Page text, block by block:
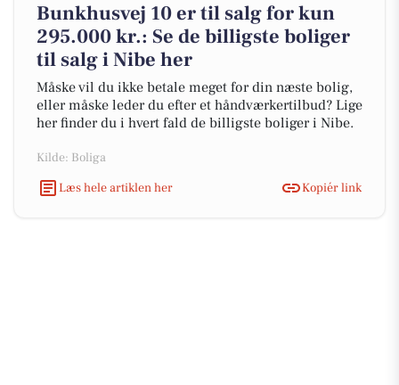
Bunkhusvej 10 er til salg for kun
295.000 kr.: Se de billigste boliger
til salg i Nibe her
Måske vil du ikke betale meget for din næste bolig,
eller måske leder du efter et håndværkertilbud? Lige
her finder du i hvert fald de billigste boliger i Nibe.
Kilde: Boliga
Læs hele artiklen her
Kopiér link